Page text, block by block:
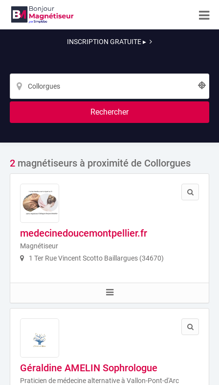
INSCRIPTION GRATUITE ▸
Rechercher
2 magnétiseurs à proximité de Collorgues
medecinedoucemontpellier.fr
Magnétiseur
1 Ter Rue Vincent Scotto Baillargues (34670)
Géraldine AMELIN Sophrologue
Praticien de médecine alternative à Vallon-Pont-d'Arc